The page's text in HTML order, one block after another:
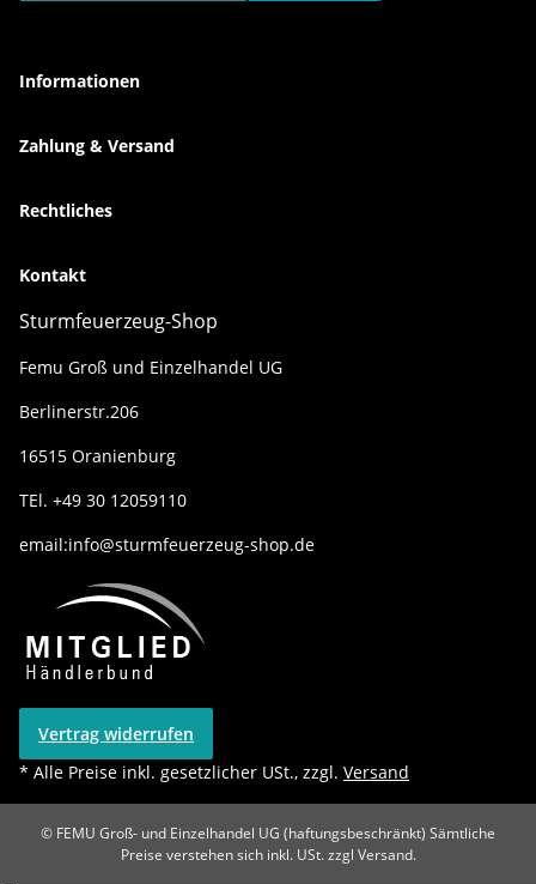
Informationen
Zahlung & Versand
Rechtliches
Kontakt
Sturmfeuerzeug-Shop
Femu Groß und Einzelhandel UG
Berlinerstr.206
16515 Oranienburg
TEl. +49 30 12059110
email:info@sturmfeuerzeug-shop.de
Vertrag widerrufen
* Alle Preise inkl. gesetzlicher USt., zzgl. Versand
© FEMU Groß- und Einzelhandel UG (haftungsbeschränkt) Sämtliche
Preise verstehen sich inkl. USt. zzgl Versand.